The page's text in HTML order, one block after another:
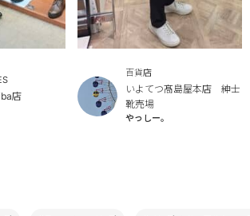
店
百貨店
いよてつ髙島屋本店 紳士
靴売場
やっしー。